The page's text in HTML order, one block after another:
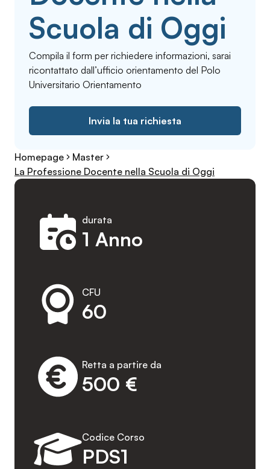
Scuola di Oggi
Compila il form per richiedere informazioni, sarai
ricontattato dall’ufficio orientamento del Polo
Universitario Orientamento
Invia la tua richiesta
Homepage
Master
La Professione Docente nella Scuola di Oggi
1 Anno
durata
60
CFU
500 €
Retta a partire da
PDS1
Codice Corso